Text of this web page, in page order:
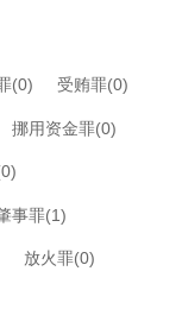
(0) 受贿罪(0)
挪用资金罪(0)
事罪(1)
放火罪(0)